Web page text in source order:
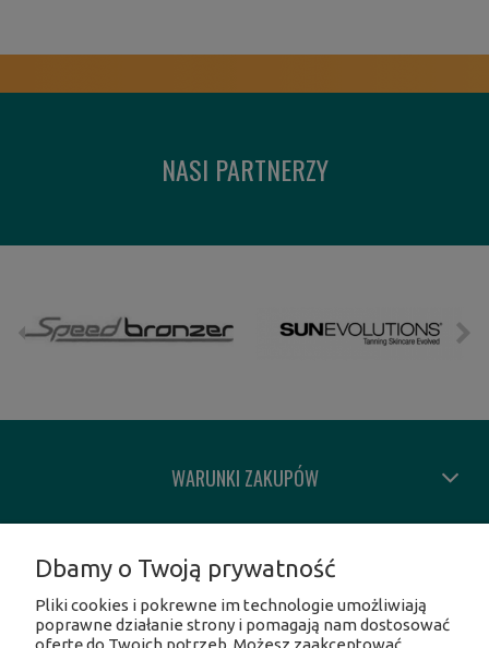
NASI PARTNERZY
WARUNKI ZAKUPÓW
INFORMACJE O SKLEPIE
Dbamy o Twoją prywatność
Pliki cookies i pokrewne im technologie umożliwiają
poprawne działanie strony i pomagają nam dostosować
ofertę do Twoich potrzeb. Możesz zaakceptować